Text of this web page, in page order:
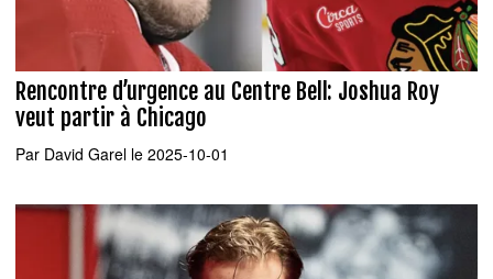
Rencontre d’urgence au Centre Bell: Joshua Roy
veut partir à Chicago
Par David Garel le 2025-10-01